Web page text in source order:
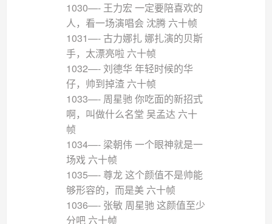
1030—- 王力宏 一定要陪喜欢的
人，看一场演唱会 沈腾 六十帧
1031—- 古力娜扎 娜扎演的贝斯
手，太漂亮啦 六十帧
1032—- 刘德华 年轻时候的华
仔，帅到掉渣 六十帧
1033—- 周星驰 你吃面的新招式
啊，叫做什么名堂 吴孟达 六十
帧
1034—- 梁朝伟 一个眼神就是一
场戏 六十帧
1035—- 尊龙 这个颜值不是帅能
够形容的，而是美 六十帧
1036—- 张敏 周星驰 这颜值至少
分吧 六十帧